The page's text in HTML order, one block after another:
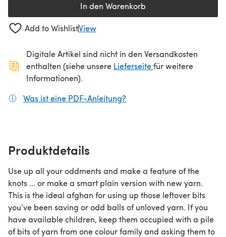
In den Warenkorb
Add to WishlistView
Digitale Artikel sind nicht in den Versandkosten
enthalten (siehe unsere Lieferseite(öffnet sich in
für weitere
Informationen).
Was ist eine PDF-Anleitung?
Produktdetails
Use up all your oddments and make a feature of the
knots ... or make a smart plain version with new yarn.
This is the ideal afghan for using up those leftover bits
you’ve been saving or odd balls of unloved yarn. If you
have available children, keep them occupied with a pile
of bits of yarn from one colour family and asking them to